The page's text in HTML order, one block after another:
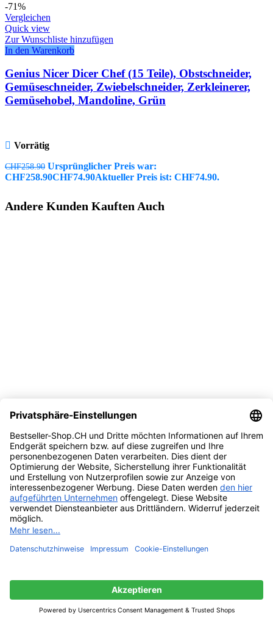
-71%
Vergleichen
Quick view
Zur Wunschliste hinzufügen
In den Warenkorb
Genius Nicer Dicer Chef (15 Teile), Obstschneider,
Gemüseschneider, Zwiebelschneider, Zerkleinerer,
Gemüsehobel, Mandoline, Grün
Vorrätig
CHF258.90 Ursprünglicher Preis war:
CHF258.90CHF74.90Aktueller Preis ist: CHF74.90.
Andere Kunden Kauften Auch